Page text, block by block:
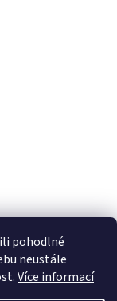
pohodlné
neustále
Více informací